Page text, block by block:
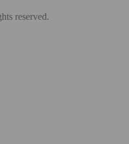
reserved.